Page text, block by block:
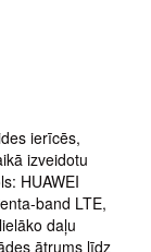
ierīcēs,
izveidotu
HUAWEI
band LTE,
daļu
ātrums līdz